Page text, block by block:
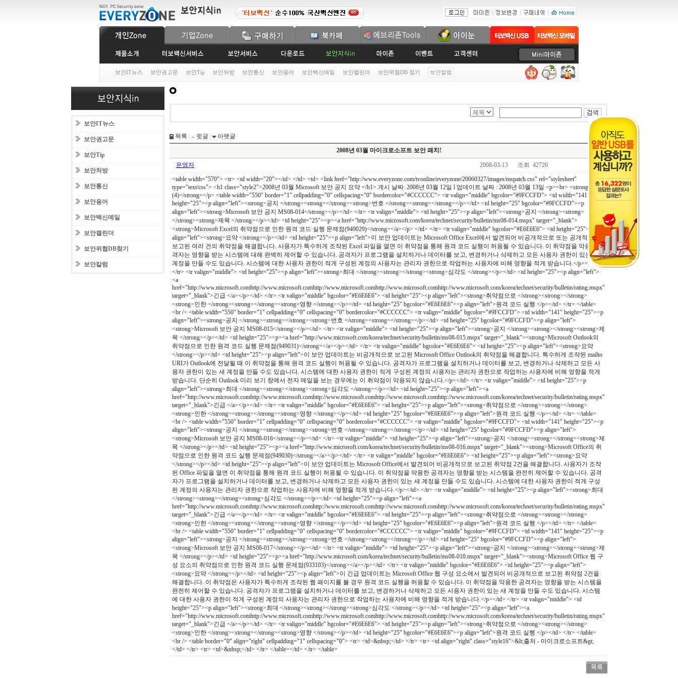
보안IT뉴스 보안권고문 보안Tip 보안처방 보안통신 보안용어 보안백신메일 보안캘린더 보안위협DB 찾기 보안칼럼
보안IT뉴스
보안권고문
보안Tip
보안처방
보안통신
보안용어
보안백신메일
보안캘린더
보안위협DB찾기
보안칼럼
목록 윗글
아랫글
2008년 03월 마이크로소프트 보안 패치!
운영자 2008-03-13
조회 42726
<table width="570"> <tr> <td width="20"></td> </td> <td> <link href="http://www.everyzone.com/tvonline/everyzone/20060327/images/mspatch.css" rel="stylesheet"
type="text/css"> <h1 class="style2">2008년 03월 Microsoft 보안 공지 요약 </h1> 게시 날짜: 2008년 03월 12일 l 업데이트 날짜 : 2008년 03월 13일 <p><br> <strong>긴급
(4)</strong></p> <table width="550" border="1" cellpadding="0" cellspacing="0" bordercolor="#CCCCCC"> <tr valign="middle" bgcolor="#9FCCFD"> <td width="141"
height="25"><p align="left"><strong>공지 </strong><strong></strong><strong>번호 </strong><strong></strong></p></td> <td height="25" bgcolor="#9FCCFD"><p
align="left"><strong>Microsoft 보안 공지 MS08-014</strong></p></td> </tr> <tr valign="middle"> <td height="25"><p align="left"><strong>공지 </strong><strong>
</strong><strong>제목 </strong></p></td> <td height="25"><p><a href="http://www.microsoft.com/korea/technet/security/bulletin/ms08-014.mspx" target="_blank">
<strong>Microsoft Excel의 취약점으로 인한 원격 코드 실행 문제점(949029)</strong></a></p> </td> </tr> <tr valign="middle" bgcolor="#E6E6E6"> <td height="25"><p
align="left"><strong>요약 </strong></p></td> <td height="25"><p align="left">이 보안 업데이트는 Microsoft Office Excel에서 발견되어 비공개적으로 또는 공개적으로
보고된 여러 건의 취약점을 해결합니다. 사용자가 특수하게 조작된 Excel 파일을 열면 이 취약점을 통해 원격 코드 실행이 허용될 수 있습니다. 이 취약점을 악용한 공
격자는 영향을 받는 시스템에 대해 완벽히 제어할 수 있습니다. 공격자가 프로그램을 설치하거나 데이터를 보고, 변경하거나 삭제하고 모든 사용자 권한이 있는 새
계정을 만들 수도 있습니다. 시스템에 대한 사용자 권한이 적게 구성된 계정의 사용자는 관리자 권한으로 작업하는 사용자에 비해 영향을 적게 받습니다.</p></td>
</tr> <tr valign="middle"> <td height="25"><p align="left"><strong>최대 </strong><strong></strong><strong>심각도 </strong></p></td> <td height="25"><p align="left">
<a
href="http://www.microsoft.comhttp://www.microsoft.comhttp://www.microsoft.comhttp://www.microsoft.comhttp://www.microsoft.com/korea/technet/security/bulletin/rating.mspx"
target="_blank">긴급 </a></p></td> </tr> <tr valign="middle" bgcolor="#E6E6E6"> <td height="25"><p align="left"><strong>취약점으로 </strong><strong></strong>
<strong>인한 </strong><strong></strong><strong>영향 </strong></p></td> <td height="25" bgcolor="#E6E6E6"><p align="left">원격 코드 실행 </p></td> </tr> </table>
<br /> <table width="550" border="1" cellpadding="0" cellspacing="0" bordercolor="#CCCCCC"> <tr valign="middle" bgcolor="#9FCCFD"> <td width="141" height="25"><p
align="left"><strong>공지 </strong><strong></strong><strong>번호 </strong><strong></strong></p></td> <td height="25" bgcolor="#9FCCFD"><p align="left">
<strong>Microsoft 보안 공지 MS08-015</strong></p></td> </tr> <tr valign="middle"> <td height="25"><p align="left"><strong>공지 </strong><strong></strong><strong>제
목 </strong></p></td> <td height="25"><p><a href="http://www.microsoft.com/korea/technet/security/bulletin/ms08-015.mspx" target="_blank"><strong>Microsoft Outlook의
취약점으로 인한 원격 코드 실행 문제점(949031)</strong></a></p></td> </tr> <tr valign="middle" bgcolor="#E6E6E6"> <td height="25"><p align="left"><strong>요약
</strong></p></td> <td height="25"><p align="left">이 보안 업데이트는 비공개적으로 보고된 Microsoft Office Outlook의 취약점을 해결합니다. 특수하게 조작된 mailto
URI가 Outlook에 전달될 때 이 취약점을 통해 원격 코드 실행이 허용될 수 있습니다. 공격자가 프로그램을 설치하거나 데이터를 보고, 변경하거나 삭제하고 모든 사
용자 권한이 있는 새 계정을 만들 수도 있습니다. 시스템에 대한 사용자 권한이 적게 구성된 계정의 사용자는 관리자 권한으로 작업하는 사용자에 비해 영향을 적게
받습니다. 단순히 Outlook 미리 보기 창에서 전자 메일을 보는 경우에는 이 취약점이 악용되지 않습니다.</p></td> </tr> <tr valign="middle"> <td height="25"><p
align="left"><strong>최대 </strong><strong></strong><strong>심각도 </strong></p></td> <td height="25"><p align="left"><a
href="http://www.microsoft.comhttp://www.microsoft.comhttp://www.microsoft.comhttp://www.microsoft.comhttp://www.microsoft.com/korea/technet/security/bulletin/rating.mspx"
target="_blank">긴급 </a></p></td> </tr> <tr valign="middle" bgcolor="#E6E6E6"> <td height="25"><p align="left"><strong>취약점으로 </strong><strong></strong>
<strong>인한 </strong><strong></strong><strong>영향 </strong></p></td> <td height="25" bgcolor="#E6E6E6"><p align="left">원격 코드 실행 </p></td> </tr> </table>
<br /> <table width="550" border="1" cellpadding="0" cellspacing="0" bordercolor="#CCCCCC"> <tr valign="middle" bgcolor="#9FCCFD"> <td width="141" height="25"><p
align="left"><strong>공지 </strong><strong></strong><strong>번호 </strong><strong></strong></p></td> <td height="25" bgcolor="#9FCCFD"><p align="left">
<strong>Microsoft 보안 공지 MS08-016</strong></p></td> </tr> <tr valign="middle"> <td height="25"><p align="left"><strong>공지 </strong><strong></strong><strong>제
목 </strong></p></td> <td height="25"><p><a href="http://www.microsoft.com/korea/technet/security/bulletin/ms08-016.mspx" target="_blank"><strong>Microsoft Office의 취
약점으로 인한 원격 코드 실행 문제점(949030)</strong></a></p></td> </tr> <tr valign="middle" bgcolor="#E6E6E6"> <td height="25"><p align="left"><strong>요약
</strong></p></td> <td height="25"><p align="left">이 보안 업데이트는 Microsoft Office에서 발견되어 비공개적으로 보고된 취약점 2건을 해결합니다. 사용자가 조작
된 Office 파일을 열면 이 취약점을 통해 원격 코드 실행이 허용될 수 있습니다. 이 취약점을 악용한 공격자는 영향을 받는 시스템을 완전히 제어할 수 있습니다. 공격
자가 프로그램을 설치하거나 데이터를 보고, 변경하거나 삭제하고 모든 사용자 권한이 있는 새 계정을 만들 수도 있습니다. 시스템에 대한 사용자 권한이 적게 구성
된 계정의 사용자는 관리자 권한으로 작업하는 사용자에 비해 영향을 적게 받습니다.</p></td> </tr> <tr valign="middle"> <td height="25"><p align="left"><strong>최대
</strong><strong></strong><strong>심각도 </strong></p></td> <td height="25"><p align="left"><a
href="http://www.microsoft.comhttp://www.microsoft.comhttp://www.microsoft.comhttp://www.microsoft.comhttp://www.microsoft.com/korea/technet/security/bulletin/rating.mspx"
target="_blank">긴급 </a></p></td> </tr> <tr valign="middle" bgcolor="#E6E6E6"> <td height="25"><p align="left"><strong>취약점으로 </strong><strong></strong>
<strong>인한 </strong><strong></strong><strong>영향 </strong></p></td> <td height="25" bgcolor="#E6E6E6"><p align="left">원격 코드 실행 </p></td> </tr> </table>
<br /> <table width="550" border="1" cellpadding="0" cellspacing="0" bordercolor="#CCCCCC"> <tr valign="middle" bgcolor="#9FCCFD"> <td width="141" height="25"><p
align="left"><strong>공지 </strong><strong></strong><strong>번호 </strong><strong></strong></p></td> <td height="25" bgcolor="#9FCCFD"><p align="left">
<strong>Microsoft 보안 공지 MS08-017</strong></p></td> </tr> <tr valign="middle"> <td height="25"><p align="left"><strong>공지 </strong><strong></strong><strong>제
목 </strong></p></td> <td height="25"><p><a href="http://www.microsoft.com/korea/technet/security/bulletin/ms08-010.mspx" target="_blank"><strong>Microsoft Office 웹 구
성 요소의 취약점으로 인한 원격 코드 실행 문제점(933103)</strong></a></p></td> </tr> <tr valign="middle" bgcolor="#E6E6E6"> <td height="25"><p align="left">
<strong>요약 </strong></p></td> <td height="25"><p align="left">이 긴급 업데이트는 Microsoft Office 웹 구성 요소에서 발견되어 비공개적으로 보고된 취약점 2건을
해결합니다. 이 취약점은 사용자가 특수하게 조작된 웹 페이지를 볼 경우 원격 코드 실행을 허용할 수 있습니다. 이 취약점을 악용한 공격자는 영향을 받는 시스템을
완전히 제어할 수 있습니다. 공격자가 프로그램을 설치하거나 데이터를 보고, 변경하거나 삭제하고 모든 사용자 권한이 있는 새 계정을 만들 수도 있습니다. 시스템
에 대한 사용자 권한이 적게 구성된 계정의 사용자는 관리자 권한으로 작업하는 사용자에 비해 영향을 적게 받습니다.</p></td> </tr> <tr valign="middle"> <td
height="25"><p align="left"><strong>최대 </strong><strong></strong><strong>심각도 </strong></p></td> <td height="25"><p align="left"><a
href="http://www.microsoft.comhttp://www.microsoft.comhttp://www.microsoft.comhttp://www.microsoft.comhttp://www.microsoft.com/korea/technet/security/bulletin/rating.mspx"
target="_blank">긴급 </a></p></td> </tr> <tr valign="middle" bgcolor="#E6E6E6"> <td height="25"><p align="left"><strong>취약점으로 </strong><strong></strong>
<strong>인한 </strong><strong></strong><strong>영향 </strong></p></td> <td height="25" bgcolor="#E6E6E6"><p align="left">원격 코드 실행 </p></td> </tr> </table>
<br /> <table border="0" align="right" cellpadding="1" cellspacing="0"> <tr> <td>&nbsp;</td> </tr> <tr> <td align="right" class="style16">&lt;출처 - 마이크로소프트&gt;
</td> </tr> <tr> <td>&nbsp;</td> </tr> </table></td> </tr> </table>